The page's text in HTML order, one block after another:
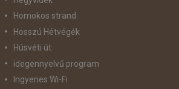
Homokos strand
Hosszú Hétvégék
Húsvéti út
idegennyelvű program
Ingyenes Wi-Fi